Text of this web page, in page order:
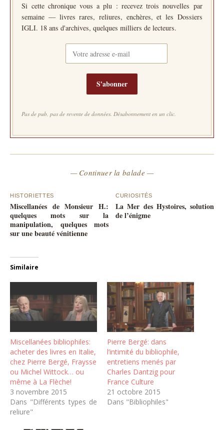
Si cette chronique vous a plu : recevez trois nouvelles par
semaine — livres rares, reliures, enchères, et les Dossiers
IGLI. 18 ans d'archives, quelques milliers de lecteurs.
S'abonner
Pas de pub, pas de revente de données. Désabonnement en un clic.
— Continuer la balade —
HISTORIETTES
Miscellanées de Monsieur H.:
quelques mots sur la
manipulation, quelques mots
sur une beauté vénitienne
CURIOSITÉS
La Mer des Hystoires, solution
de l’énigme
Similaire
Miscellanées bibliophiles:
acheter des livres en Italie,
chez Pierre Bergé, Fraysse
ou Michel Wittock… ou
même à La Flèche!
3 novembre 2015
Dans "Différents types de
reliure"
Pierre Bergé: dans
l’intimité du bibliophile,
entretiens menés par
Charles Dantzig pour
France Culture
21 octobre 2015
Dans "Bibliophiles"